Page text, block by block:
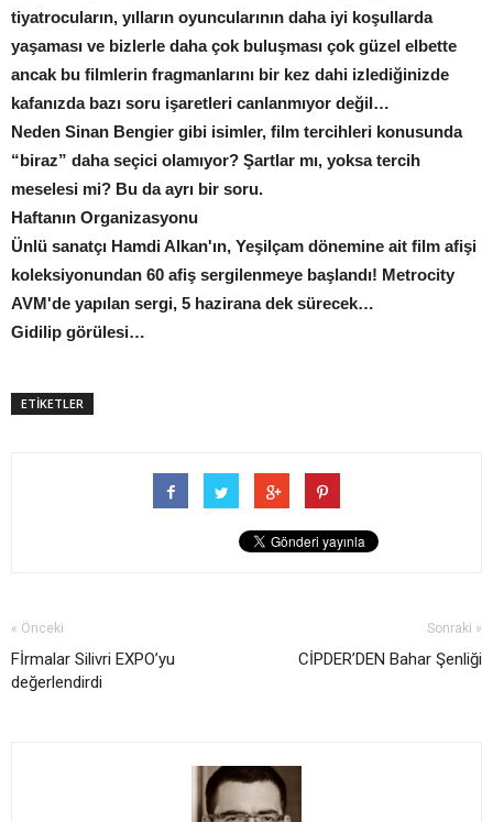
tiyatrocuların, yılların oyuncularının daha iyi koşullarda
yaşaması ve bizlerle daha çok buluşması çok güzel elbette
ancak bu filmlerin fragmanlarını bir kez dahi izlediğinizde
kafanızda bazı soru işaretleri canlanmıyor değil…
Neden Sinan Bengier gibi isimler, film tercihleri konusunda
“biraz” daha seçici olamıyor? Şartlar mı, yoksa tercih
meselesi mi? Bu da ayrı bir soru.
Haftanın Organizasyonu
Ünlü sanatçı Hamdi Alkan'ın, Yeşilçam dönemine ait film afişi
koleksiyonundan 60 afiş sergilenmeye başlandı! Metrocity
AVM'de yapılan sergi, 5 hazirana dek sürecek…
Gidilip görülesi…
ETİKETLER
« Önceki
Fİrmalar Silivri EXPO’yu
değerlendirdi
Sonraki »
CİPDER’DEN Bahar Şenliği